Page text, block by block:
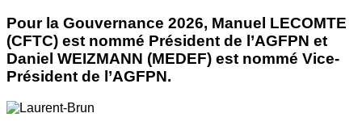
Pour la Gouvernance 2026, Manuel LECOMTE
(CFTC) est nommé Président de l’AGFPN et
Daniel WEIZMANN (MEDEF) est nommé Vice-
Président de l’AGFPN.